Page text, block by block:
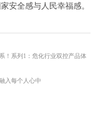
安全感与人民幸福感。
！系列1：危化行业双控产品体
入每个人心中